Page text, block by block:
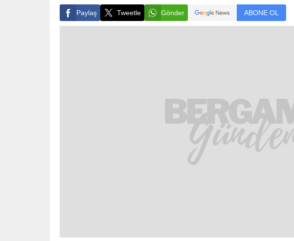
Paylaş Tweetle Gönder ABONE OL